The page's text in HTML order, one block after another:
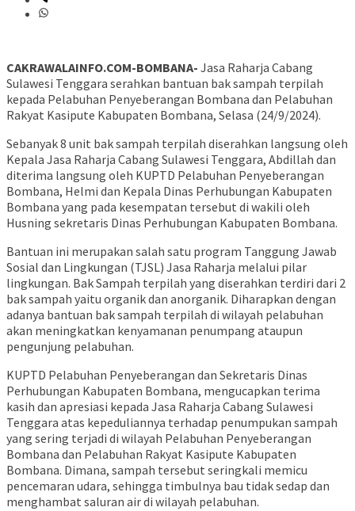
CAKRAWALAINFO.COM-BOMBANA- Jasa Raharja Cabang
Sulawesi Tenggara serahkan bantuan bak sampah terpilah
kepada Pelabuhan Penyeberangan Bombana dan Pelabuhan
Rakyat Kasipute Kabupaten Bombana, Selasa (24/9/2024).
Sebanyak 8 unit bak sampah terpilah diserahkan langsung oleh
Kepala Jasa Raharja Cabang Sulawesi Tenggara, Abdillah dan
diterima langsung oleh KUPTD Pelabuhan Penyeberangan
Bombana, Helmi dan Kepala Dinas Perhubungan Kabupaten
Bombana yang pada kesempatan tersebut di wakili oleh
Husning sekretaris Dinas Perhubungan Kabupaten Bombana.
Bantuan ini merupakan salah satu program Tanggung Jawab
Sosial dan Lingkungan (TJSL) Jasa Raharja melalui pilar
lingkungan. Bak Sampah terpilah yang diserahkan terdiri dari 2
bak sampah yaitu organik dan anorganik. Diharapkan dengan
adanya bantuan bak sampah terpilah di wilayah pelabuhan
akan meningkatkan kenyamanan penumpang ataupun
pengunjung pelabuhan.
KUPTD Pelabuhan Penyeberangan dan Sekretaris Dinas
Perhubungan Kabupaten Bombana, mengucapkan terima
kasih dan apresiasi kepada Jasa Raharja Cabang Sulawesi
Tenggara atas kepeduliannya terhadap penumpukan sampah
yang sering terjadi di wilayah Pelabuhan Penyeberangan
Bombana dan Pelabuhan Rakyat Kasipute Kabupaten
Bombana. Dimana, sampah tersebut seringkali memicu
pencemaran udara, sehingga timbulnya bau tidak sedap dan
menghambat saluran air di wilayah pelabuhan.